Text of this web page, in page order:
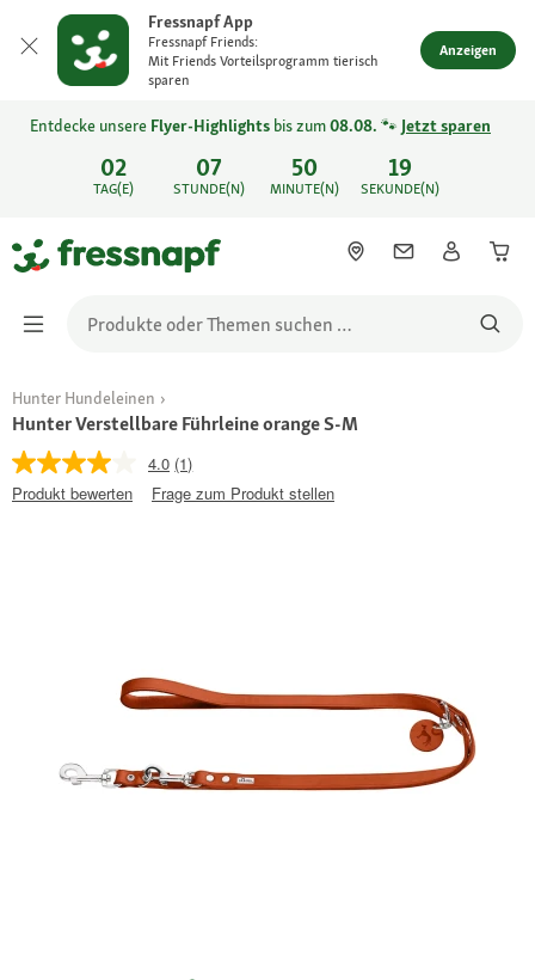
Fressnapf App
Fressnapf Friends:
Mit Friends Vorteilsprogramm tierisch
sparen
Anzeigen
02
TAG(E)
07
STUNDE(N)
50
MINUTE(N)
19
SEKUNDE(N)
Entdecke unsere Flyer-Highlights bis zum08.08. 🐾 Jetzt sparen
Hunter Hundeleinen
Hunter Verstellbare Führleine orange S-M
4.0 (1)
Produkt bewerten
Frage zum Produkt stellen